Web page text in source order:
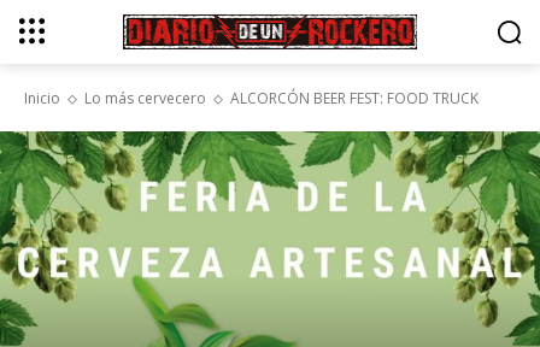
Inicio Lo más cervecero ALCORCÓN BEER FEST: FOOD TRUCK